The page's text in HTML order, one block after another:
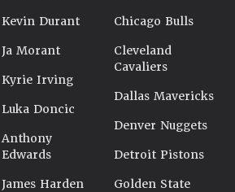
Kevin Durant
Ja Morant
Kyrie Irving
Luka Doncic
Anthony
Edwards
James Harden
Chicago Bulls
Cleveland
Cavaliers
Dallas Mavericks
Denver Nuggets
Detroit Pistons
Golden State